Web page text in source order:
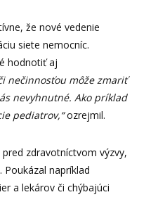
že nové vedenie
siete nemocníc.
hodnotiť aj
nečinnosťou môže zmariť
nevyhnutné. Ako príklad
pediatrov,“ozrejmil.
zdravotníctvom výzvy,
napríklad
a lekárov či chýbajúci